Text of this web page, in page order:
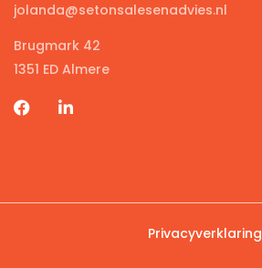
jolanda@setonsalesenadvies.nl
Brugmark 42
1351 ED Almere
Privacyverklaring